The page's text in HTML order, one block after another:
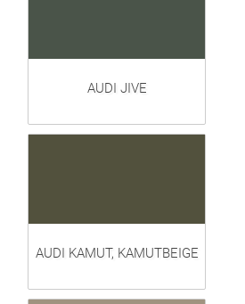
AUDI JIVE
AUDI KAMUT, KAMUTBEIGE